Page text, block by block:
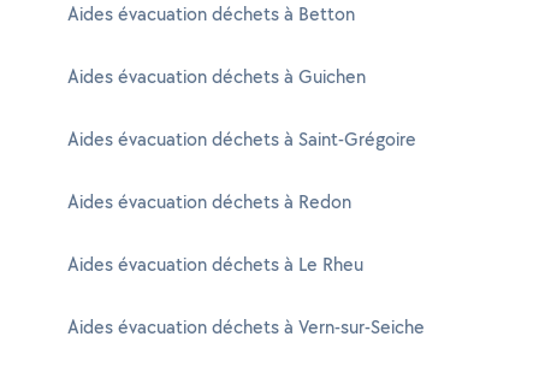
Aides évacuation déchets à Betton
Aides évacuation déchets à Guichen
Aides évacuation déchets à Saint-Grégoire
Aides évacuation déchets à Redon
Aides évacuation déchets à Le Rheu
Aides évacuation déchets à Vern-sur-Seiche